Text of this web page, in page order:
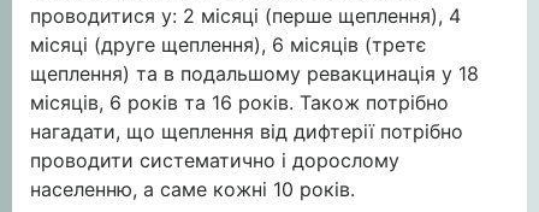
проводитися у: 2 місяці (перше щеплення), 4
місяці (друге щеплення), 6 місяців (третє
щеплення) та в подальшому ревакцинація у 18
місяців, 6 років та 16 років. Також потрібно
нагадати, що щеплення від дифтерії потрібно
проводити систематично і дорослому
населенню, а саме кожні 10 років.